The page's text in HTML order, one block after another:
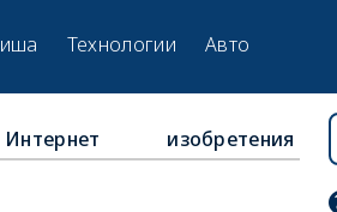
Технологии Авто
Интернет изобретения